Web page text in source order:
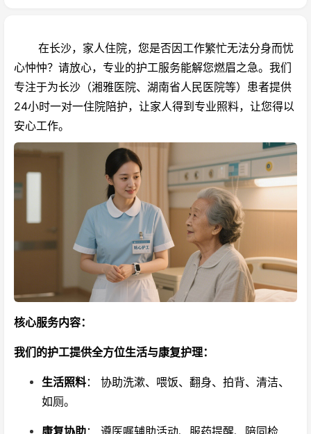
在长沙，家人住院，您是否因工作繁忙无法分身而忧
心忡忡？请放心，专业的护工服务能解您燃眉之急。我们
专注于为长沙（湘雅医院、湖南省人民医院等）患者提供
24小时一对一住院陪护，让家人得到专业照料，让您得以
安心工作。
核心服务内容：
我们的护工提供全方位生活与康复护理：
生活照料： 协助洗漱、喂饭、翻身、拍背、清洁、
如厕。
康复协助： 遵医嘱辅助活动、服药提醒、陪同检